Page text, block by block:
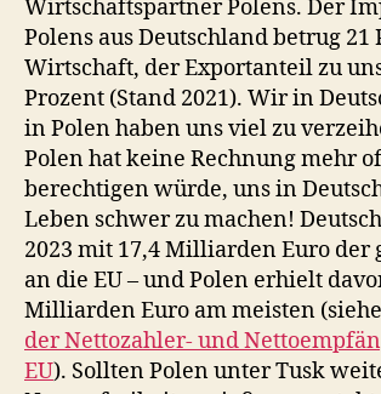
Wirtschaftspartner Polens. Der
Polens aus Deutschland betrug 21
Wirtschaft, der Exportanteil zu
Prozent (Stand 2021). Wir in
in Polen haben uns viel zu
Polen hat keine Rechnung mehr
berechtigen würde, uns in
Leben schwer zu machen!
2023 mit 17,4 Milliarden Euro der
an die EU – und Polen erhielt
Milliarden Euro am meisten (siehe
der Nettozahler- und
EU). Sollten Polen unter Tusk